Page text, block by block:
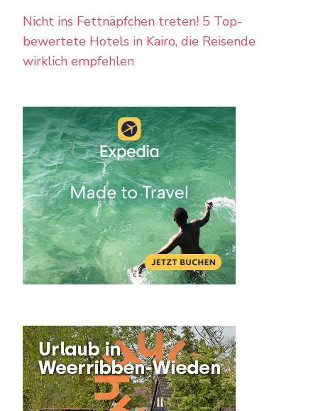
Nicht ins Fettnäpfchen treten! 5 Top-
bewertete Hotels in Kairo, die Reisende
wirklich empfehlen